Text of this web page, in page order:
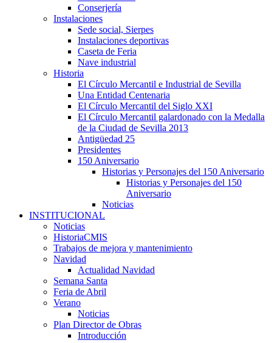
Conserjería
Instalaciones
Sede social, Sierpes
Instalaciones deportivas
Caseta de Feria
Nave industrial
Historia
El Círculo Mercantil e Industrial de Sevilla
Una Entidad Centenaria
El Círculo Mercantil del Siglo XXI
El Círculo Mercantil galardonado con la Medalla
de la Ciudad de Sevilla 2013
Antigüedad 25
Presidentes
150 Aniversario
Historias y Personajes del 150 Aniversario
Historias y Personajes del 150
Aniversario
Noticias
INSTITUCIONAL
Noticias
HistoriaCMIS
Trabajos de mejora y mantenimiento
Navidad
Actualidad Navidad
Semana Santa
Feria de Abril
Verano
Noticias
Plan Director de Obras
Introducción